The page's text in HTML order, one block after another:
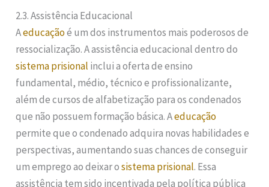
2.3. Assistência Educacional
Aeducaçãoé um dos instrumentos mais poderosos de
ressocialização. A assistência educacional dentro do
sistema prisional inclui a oferta de ensino
fundamental, médio, técnico e profissionalizante,
além de cursos de alfabetização para os condenados
que não possuem formação básica. Aeducação
permite que o condenado adquira novas habilidades e
perspectivas, aumentando suas chances de conseguir
um emprego ao deixar osistema prisional. Essa
assistência tem sido incentivada pela política pública